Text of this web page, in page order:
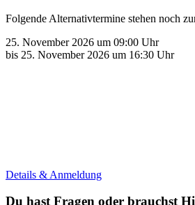
Folgende Alternativtermine stehen noch
25. November 2026 um 09:00 Uhr
bis 25. November 2026 um 16:30 Uhr
Details & Anmeldung
Du hast Fragen oder brauchst